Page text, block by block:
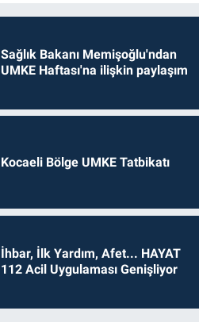
Sağlık Bakanı Memişoğlu'ndan
UMKE Haftası'na ilişkin paylaşım
Kocaeli Bölge UMKE Tatbikatı
İhbar, İlk Yardım, Afet... HAYAT
112 Acil Uygulaması Genişliyor